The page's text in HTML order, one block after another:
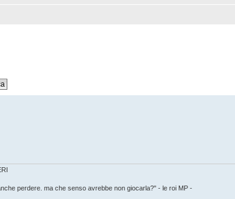
perdere. ma che senso avrebbe non giocarla?" - le roi MP -